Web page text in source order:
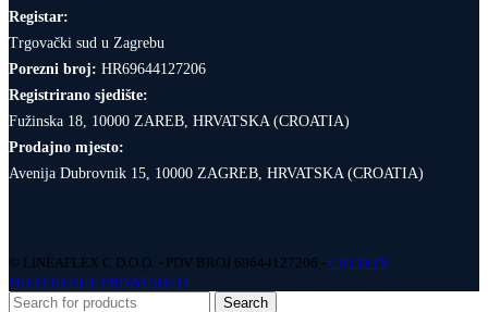
Registar:
Trgovački sud u Zagrebu
Porezni broj: HR69644127206
Registrirano sjedište:
Fužinska 18, 10000 ZAREB, HRVATSKA (CROATIA)
Prodajno mjesto:
Avenija Dubrovnik 15, 10000 ZAGREB, HRVATSKA (CROATIA)
© LINEAFLEX C D.O.O. - PDV BROJ 69644127206 - CREDITS
PREFERENCE PRIVATNOSTI
Search